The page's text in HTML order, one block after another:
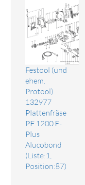
Festool (und
ehem.
Protool)
132977
Plattenfräse
PF 1200 E-
Plus
Alucobond
(Liste:1,
Position:87)